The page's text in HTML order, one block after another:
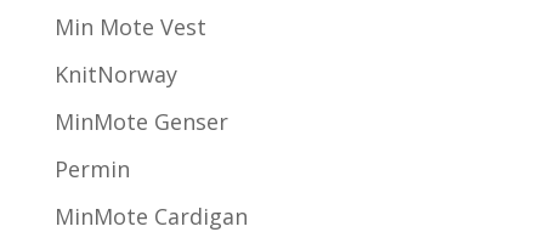
Min Mote Vest
KnitNorway
MinMote Genser
Permin
MinMote Cardigan